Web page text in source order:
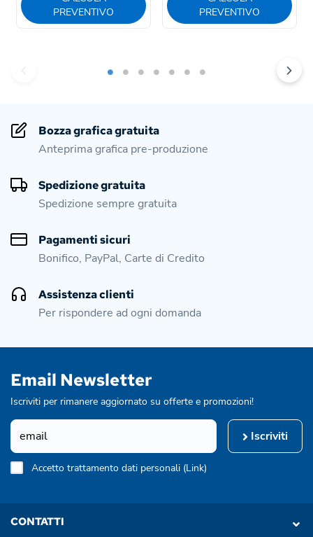
PREVENTIVO
PREVENTIVO
Bozza grafica gratuita
Anteprima grafica pre-produzione
Spedizione gratuita
Spedizione sempre gratuita
Pagamenti sicuri
Bonifico, PayPal, Carte di Credito
Assistenza clienti
Per rispondere ad ogni domanda
Email Newsletter
Iscriviti per rimanere aggiornato su offerte e promozioni!
Iscriviti
Accetto trattamento dati personali (Link)
CONTATTI